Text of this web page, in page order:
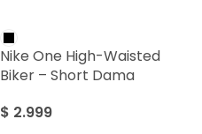
Nike One High-Waisted
Biker – Short Dama
$ 2.999